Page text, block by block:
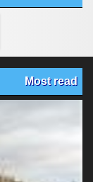
Most read